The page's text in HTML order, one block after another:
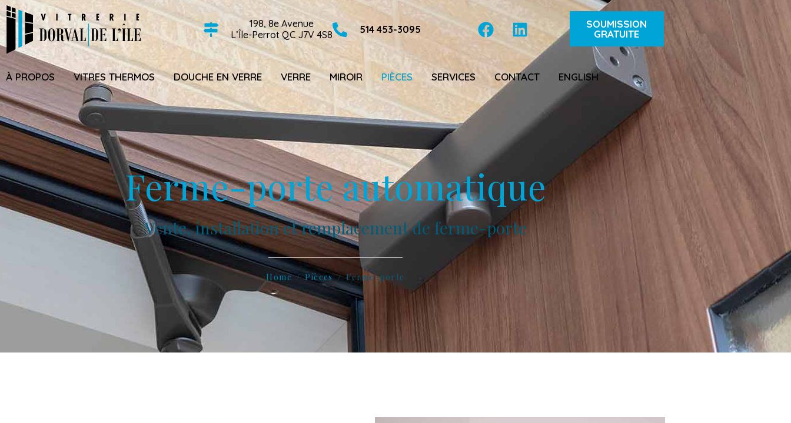
198, 8e Avenue
L’Île-Perrot QC J7V 4S8
514 453-3095
SOUMISSION
GRATUITE
À PROPOS VITRES THERMOS DOUCHE EN VERRE VERRE MIROIR PIÈCES SERVICES CONTACT ENGLISH
Ferme-porte automatique
Vente, installation et remplacement de ferme-porte
Home Pièces Ferme-porte